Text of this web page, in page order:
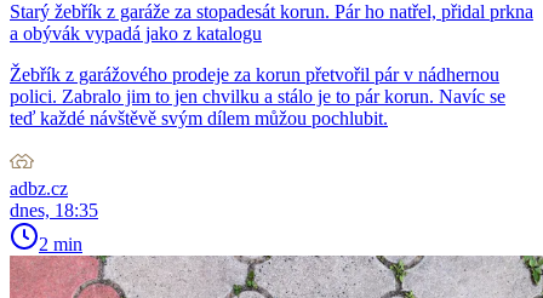
Starý žebřík z garáže za stopadesát korun. Pár ho natřel, přidal prkna
a obývák vypadá jako z katalogu
Žebřík z garážového prodeje za korun přetvořil pár v nádhernou
polici. Zabralo jim to jen chvilku a stálo je to pár korun. Navíc se
teď každé návštěvě svým dílem můžou pochlubit.
adbz.cz
dnes, 18:35
2 min